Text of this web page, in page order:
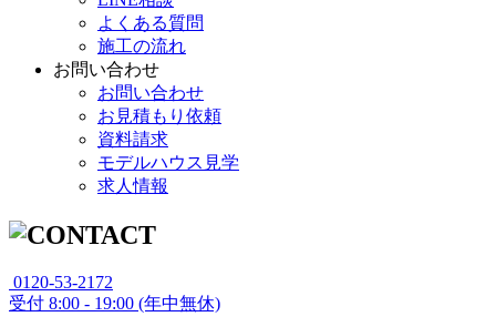
よくある質問
施工の流れ
お問い合わせ
お問い合わせ
お見積もり依頼
資料請求
モデルハウス見学
求人情報
0120-53-2172
受付 8:00 - 19:00 (年中無休)